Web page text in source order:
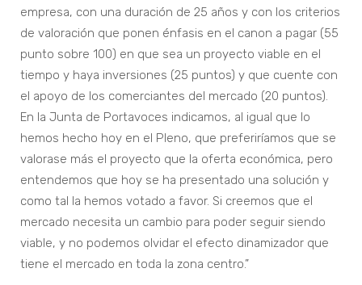
empresa, con una duración de 25 años y con los criterios
de valoración que ponen énfasis en el canon a pagar (55
punto sobre 100) en que sea un proyecto viable en el
tiempo y haya inversiones (25 puntos) y que cuente con
el apoyo de los comerciantes del mercado (20 puntos).
En la Junta de Portavoces indicamos, al igual que lo
hemos hecho hoy en el Pleno, que preferiríamos que se
valorase más el proyecto que la oferta económica, pero
entendemos que hoy se ha presentado una solución y
como tal la hemos votado a favor. Si creemos que el
mercado necesita un cambio para poder seguir siendo
viable, y no podemos olvidar el efecto dinamizador que
tiene el mercado en toda la zona centro.”